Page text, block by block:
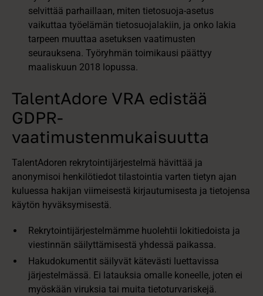
selvittää parhaillaan, miten tietosuoja-asetus
vaikuttaa työelämän tietosuojalakiin, ja onko lakia
tarpeen muuttaa asetuksen vaatimusten
seurauksena. Työryhmän toimikausi päättyy
maaliskuun 2018 lopussa.
TalentAdore VRA edistää
GDPR-
vaatimustenmukaisuutta
TalentAdoren rekrytointijärjestelmä hävittää ja
anonymisoi henkilötiedot tilastointia varten tietyn ajan
kuluessa hakijan viimeisestä kirjautumisesta ja tietojensa
käytön hyväksymisestä.
Rekrytointijärjestelmämme huolehtii lokitiedoista ja
viestinnän säilyttämisestä yhdessä paikassa.
Hakudokumentit säilyvät kätevästi luettavissa
järjestelmässä. Ei latauksia omalle koneelle, joten ei
myöskään viruksia tai muita tietoturvariskejä.